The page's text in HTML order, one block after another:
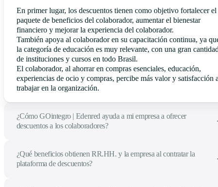
En primer lugar, los descuentos tienen como objetivo fortalecer el
paquete de beneficios del colaborador, aumentar el bienestar
financiero y mejorar la experiencia del colaborador.
También apoya al colaborador en su capacitación continua, ya
la categoría de educación es muy relevante, con una gran
de instituciones y cursos en todo Brasil.
El colaborador, al ahorrar en compras esenciales, educación,
experiencias de ocio y compras, percibe más valor y satisfacción
trabajar en la organización.
¿Cómo GOintegro | Edenred ayuda a mi empresa a ofrecer
descuentos a los colaboradores?
¿Qué beneficios obtienen RR.HH. y la empresa al contratar la
plataforma de descuentos?